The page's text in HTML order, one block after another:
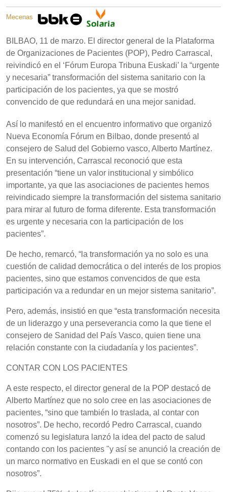
Mecenas
BILBAO, 11 de marzo. El director general de la Plataforma
de Organizaciones de Pacientes (POP), Pedro Carrascal,
reivindicó en el ‘Fórum Europa Tribuna Euskadi’ la “urgente
y necesaria” transformación del sistema sanitario con la
participación de los pacientes, ya que se mostró
convencido de que redundará en una mejor sanidad.
Así lo manifestó en el encuentro informativo que organizó
Nueva Economía Fórum en Bilbao, donde presentó al
consejero de Salud del Gobierno vasco, Alberto Martínez.
En su intervención, Carrascal reconoció que esta
presentación “tiene un valor institucional y simbólico
importante, ya que las asociaciones de pacientes hemos
reivindicado siempre la transformación del sistema sanitario
para mirar al futuro de forma diferente. Esta transformación
es urgente y necesaria con la participación de los
pacientes”.
De hecho, remarcó, “la transformación ya no solo es una
cuestión de calidad democrática o del interés de los propios
pacientes, sino que estamos convencidos de que esta
participación va a redundar en un mejor sistema sanitario”.
Pero, además, insistió en que “esta transformación necesita
de un liderazgo y una perseverancia como la que tiene el
consejero de Sanidad del País Vasco, quien tiene una
relación constante con la ciudadanía y los pacientes”.
CONTAR CON LOS PACIENTES
A este respecto, el director general de la POP destacó de
Alberto Martínez que no solo cree en las asociaciones de
pacientes, “sino que también lo traslada, al contar con
nosotros”. De hecho, recordó Pedro Carrascal, cuando
comenzó su legislatura lanzó la idea del pacto de salud
contando con los pacientes "y así se anunció la creación de
un marco normativo en Euskadi en el que se contó con
nosotros”.